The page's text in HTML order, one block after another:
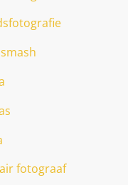
fotograaf